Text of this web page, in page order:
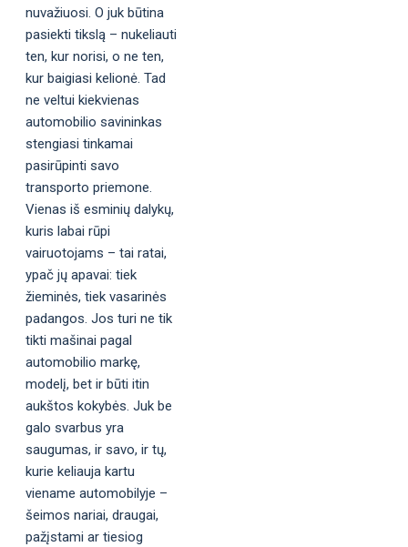
nuvažiuosi. O juk būtina
pasiekti tikslą – nukeliauti
ten, kur norisi, o ne ten,
kur baigiasi kelionė. Tad
ne veltui kiekvienas
automobilio savininkas
stengiasi tinkamai
pasirūpinti savo
transporto priemone.
Vienas iš esminių dalykų,
kuris labai rūpi
vairuotojams – tai ratai,
ypač jų apavai: tiek
žieminės, tiek vasarinės
padangos. Jos turi ne tik
tikti mašinai pagal
automobilio markę,
modelį, bet ir būti itin
aukštos kokybės. Juk be
galo svarbus yra
saugumas, ir savo, ir tų,
kurie keliauja kartu
viename automobilyje –
šeimos nariai, draugai,
pažįstami ar tiesiog